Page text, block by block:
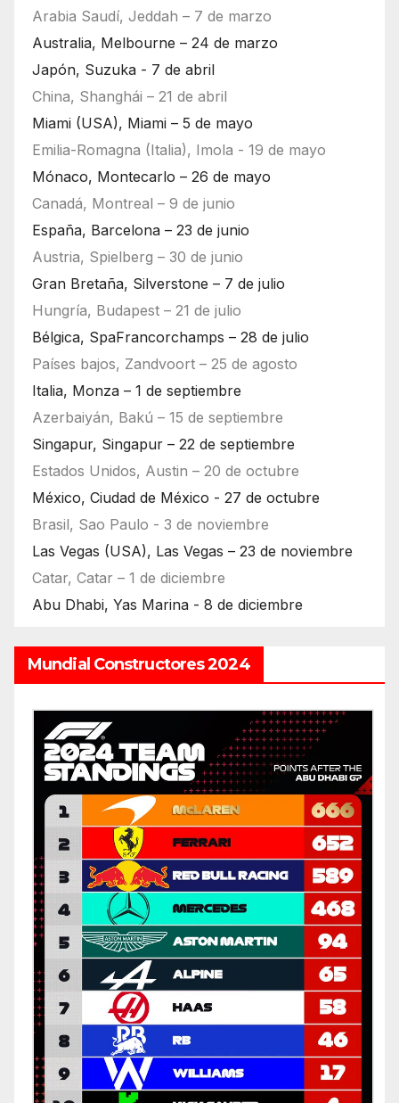
Arabia Saudí, Jeddah – 7 de marzo
Australia, Melbourne – 24 de marzo
Japón, Suzuka - 7 de abril
China, Shanghái – 21 de abril
Miami (USA), Miami – 5 de mayo
Emilia-Romagna (Italia), Imola - 19 de mayo
Mónaco, Montecarlo – 26 de mayo
Canadá, Montreal – 9 de junio
España, Barcelona – 23 de junio
Austria, Spielberg – 30 de junio
Gran Bretaña, Silverstone – 7 de julio
Hungría, Budapest – 21 de julio
Bélgica, SpaFrancorchamps – 28 de julio
Países bajos, Zandvoort – 25 de agosto
Italia, Monza – 1 de septiembre
Azerbaiyán, Bakú – 15 de septiembre
Singapur, Singapur – 22 de septiembre
Estados Unidos, Austin – 20 de octubre
México, Ciudad de México - 27 de octubre
Brasil, Sao Paulo - 3 de noviembre
Las Vegas (USA), Las Vegas – 23 de noviembre
Catar, Catar – 1 de diciembre
Abu Dhabi, Yas Marina - 8 de diciembre
Mundial Constructores 2024